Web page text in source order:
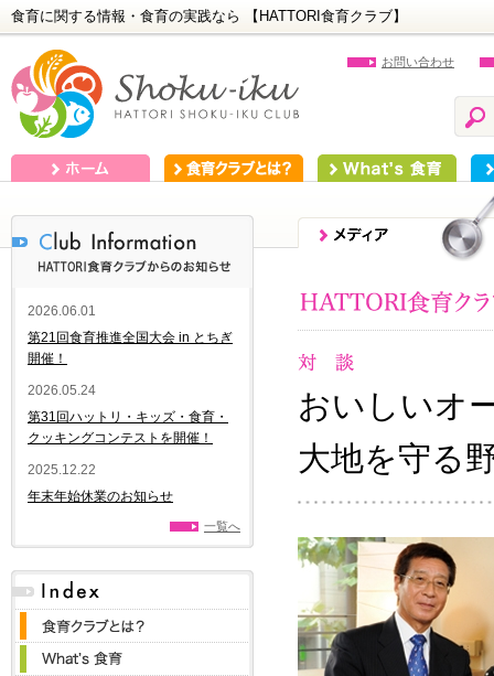
食育に関する情報・食育の実践なら 【HATTORI食育クラブ】
お問い合わせ
おいしいオ
大地を守る
2026.06.01
第21回食育推進全国大会 in とちぎ
開催！
2026.05.24
第31回ハットリ・キッズ・食育・
クッキングコンテストを開催！
2025.12.22
年末年始休業のお知らせ
一覧へ